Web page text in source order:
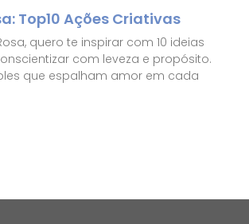
Top10 Ações Criativas
quero te inspirar com 10 ideias
com leveza e propósito.
que espalham amor em cada